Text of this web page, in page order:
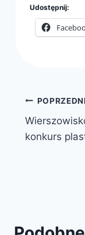
Udostępnij:
wpisu
POPRZEDNI
konkurs